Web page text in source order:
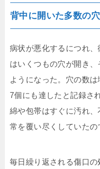
背中に開いた多数の
病状が悪化するにつれ
はいくつもの穴が開き
ようになった。穴の数
7個にも達したと記録さ
綿や包帯はすぐに汚れ
常を覆い尽くしていたの
毎日繰り返される傷口